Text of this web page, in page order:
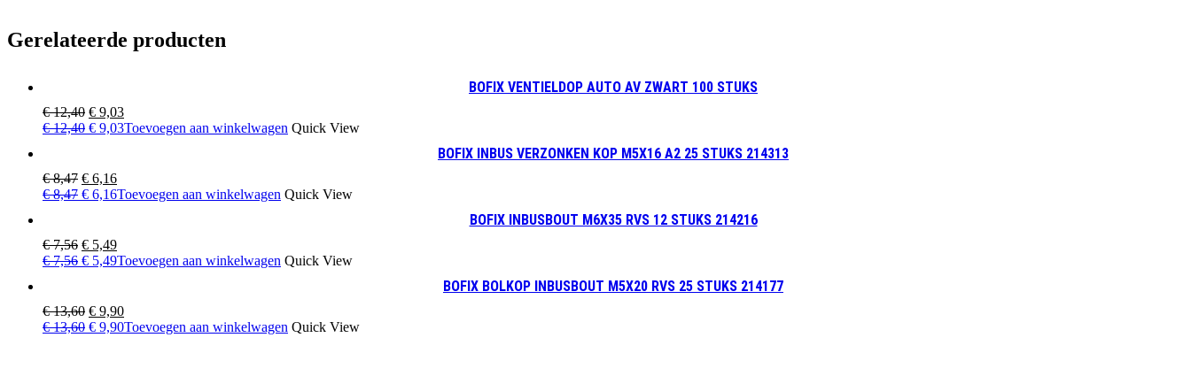
Gerelateerde producten
BOFIX VENTIELDOP AUTO AV ZWART 100 STUKS
€12,40 Oorspronkelijke
prijs
€ 9,03Huidige
prijs
€12,40 Oorspronkelijke
€ 12,40.
€ 9,03Huidige
Toevoegen aan winkelwagen Quick View
BOFIX INBUS VERZONKEN KOP M5X16 A2 25 STUKS 214313
€8,47 Oorspronkelijke
prijs
€ 6,16Huidige
prijs
€8,47 Oorspronkelijke
€ 8,47.
€ 6,16Huidige
€ 6,16.
Toevoegen aan winkelwagen Quick View
BOFIX INBUSBOUT M6X35 RVS 12 STUKS 214216
€7,56 Oorspronkelijke
prijs
€ 5,49Huidige
prijs
€7,56 Oorspronkelijke
€ 7,56.
€ 5,49Huidige
€ 5,49.
Toevoegen aan winkelwagen Quick View
BOFIX BOLKOP INBUSBOUT M5X20 RVS 25 STUKS 214177
€13,60 Oorspronkelijke
prijs
€ 9,90Huidige
prijs
€13,60 Oorspronkelijke
€ 9,90Huidige
Toevoegen aan winkelwagen Quick View